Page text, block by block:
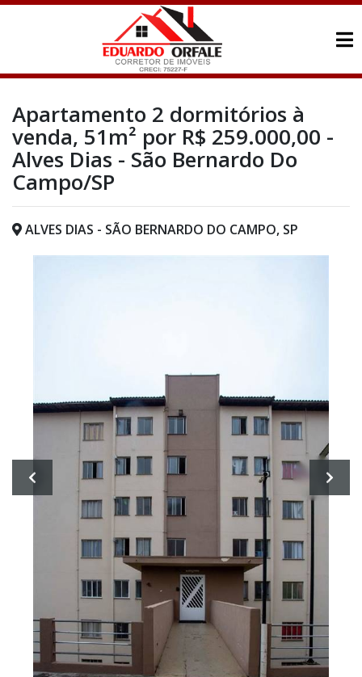
Apartamento 2 dormitórios à
venda, 51m² por R$ 259.000,00 -
Alves Dias - São Bernardo Do
Campo/SP
ALVES DIAS - SÃO BERNARDO DO CAMPO, SP